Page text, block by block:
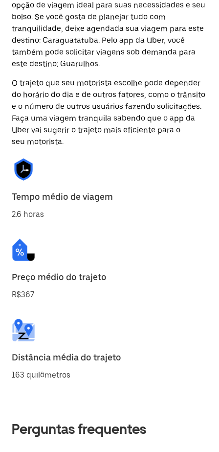
opção de viagem ideal para suas necessidades e seu
bolso. Se você gosta de planejar tudo com
tranquilidade, deixe agendada sua viagem para este
destino: Caraguatatuba. Pelo app da Uber, você
também pode solicitar viagens sob demanda para
este destino: Guarulhos.
O trajeto que seu motorista escolhe pode depender
do horário do dia e de outros fatores, como o trânsito
e o número de outros usuários fazendo solicitações.
Faça uma viagem tranquila sabendo que o app da
Uber vai sugerir o trajeto mais eficiente para o
seu motorista.
Tempo médio de viagem
2.6 horas
Preço médio do trajeto
R$367
Distância média do trajeto
163 quilômetros
Perguntas frequentes